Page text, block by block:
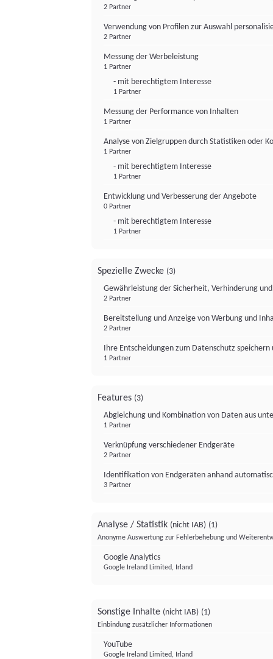
2 Partner
Verwendung von Profilen zur Auswahl
2 Partner
Messung der Werbeleistung
1 Partner
- mit berechtigtem Interesse
1 Partner
Messung der Performance von Inhalten
1 Partner
Analyse von Zielgruppen durch Statistiken oder
1 Partner
- mit berechtigtem Interesse
1 Partner
Entwicklung und Verbesserung der Angebote
0 Partner
- mit berechtigtem Interesse
1 Partner
Spezielle Zwecke (3)
Gewährleistung der Sicherheit, Verhinderung
2 Partner
Bereitstellung und Anzeige von Werbung und
2 Partner
Ihre Entscheidungen zum Datenschutz
1 Partner
Features (3)
Abgleichung und Kombination von Daten aus
1 Partner
Verknüpfung verschiedener Endgeräte
2 Partner
Identifikation von Endgeräten anhand
3 Partner
Analyse / Statistik (nicht IAB) (1)
Anonyme Auswertung zur Fehlerbehebung und
Google Analytics
Google Ireland Limited, Irland
Sonstige Inhalte (nicht IAB) (1)
Einbindung zusätzlicher Informationen
YouTube
Google Ireland Limited, Irland